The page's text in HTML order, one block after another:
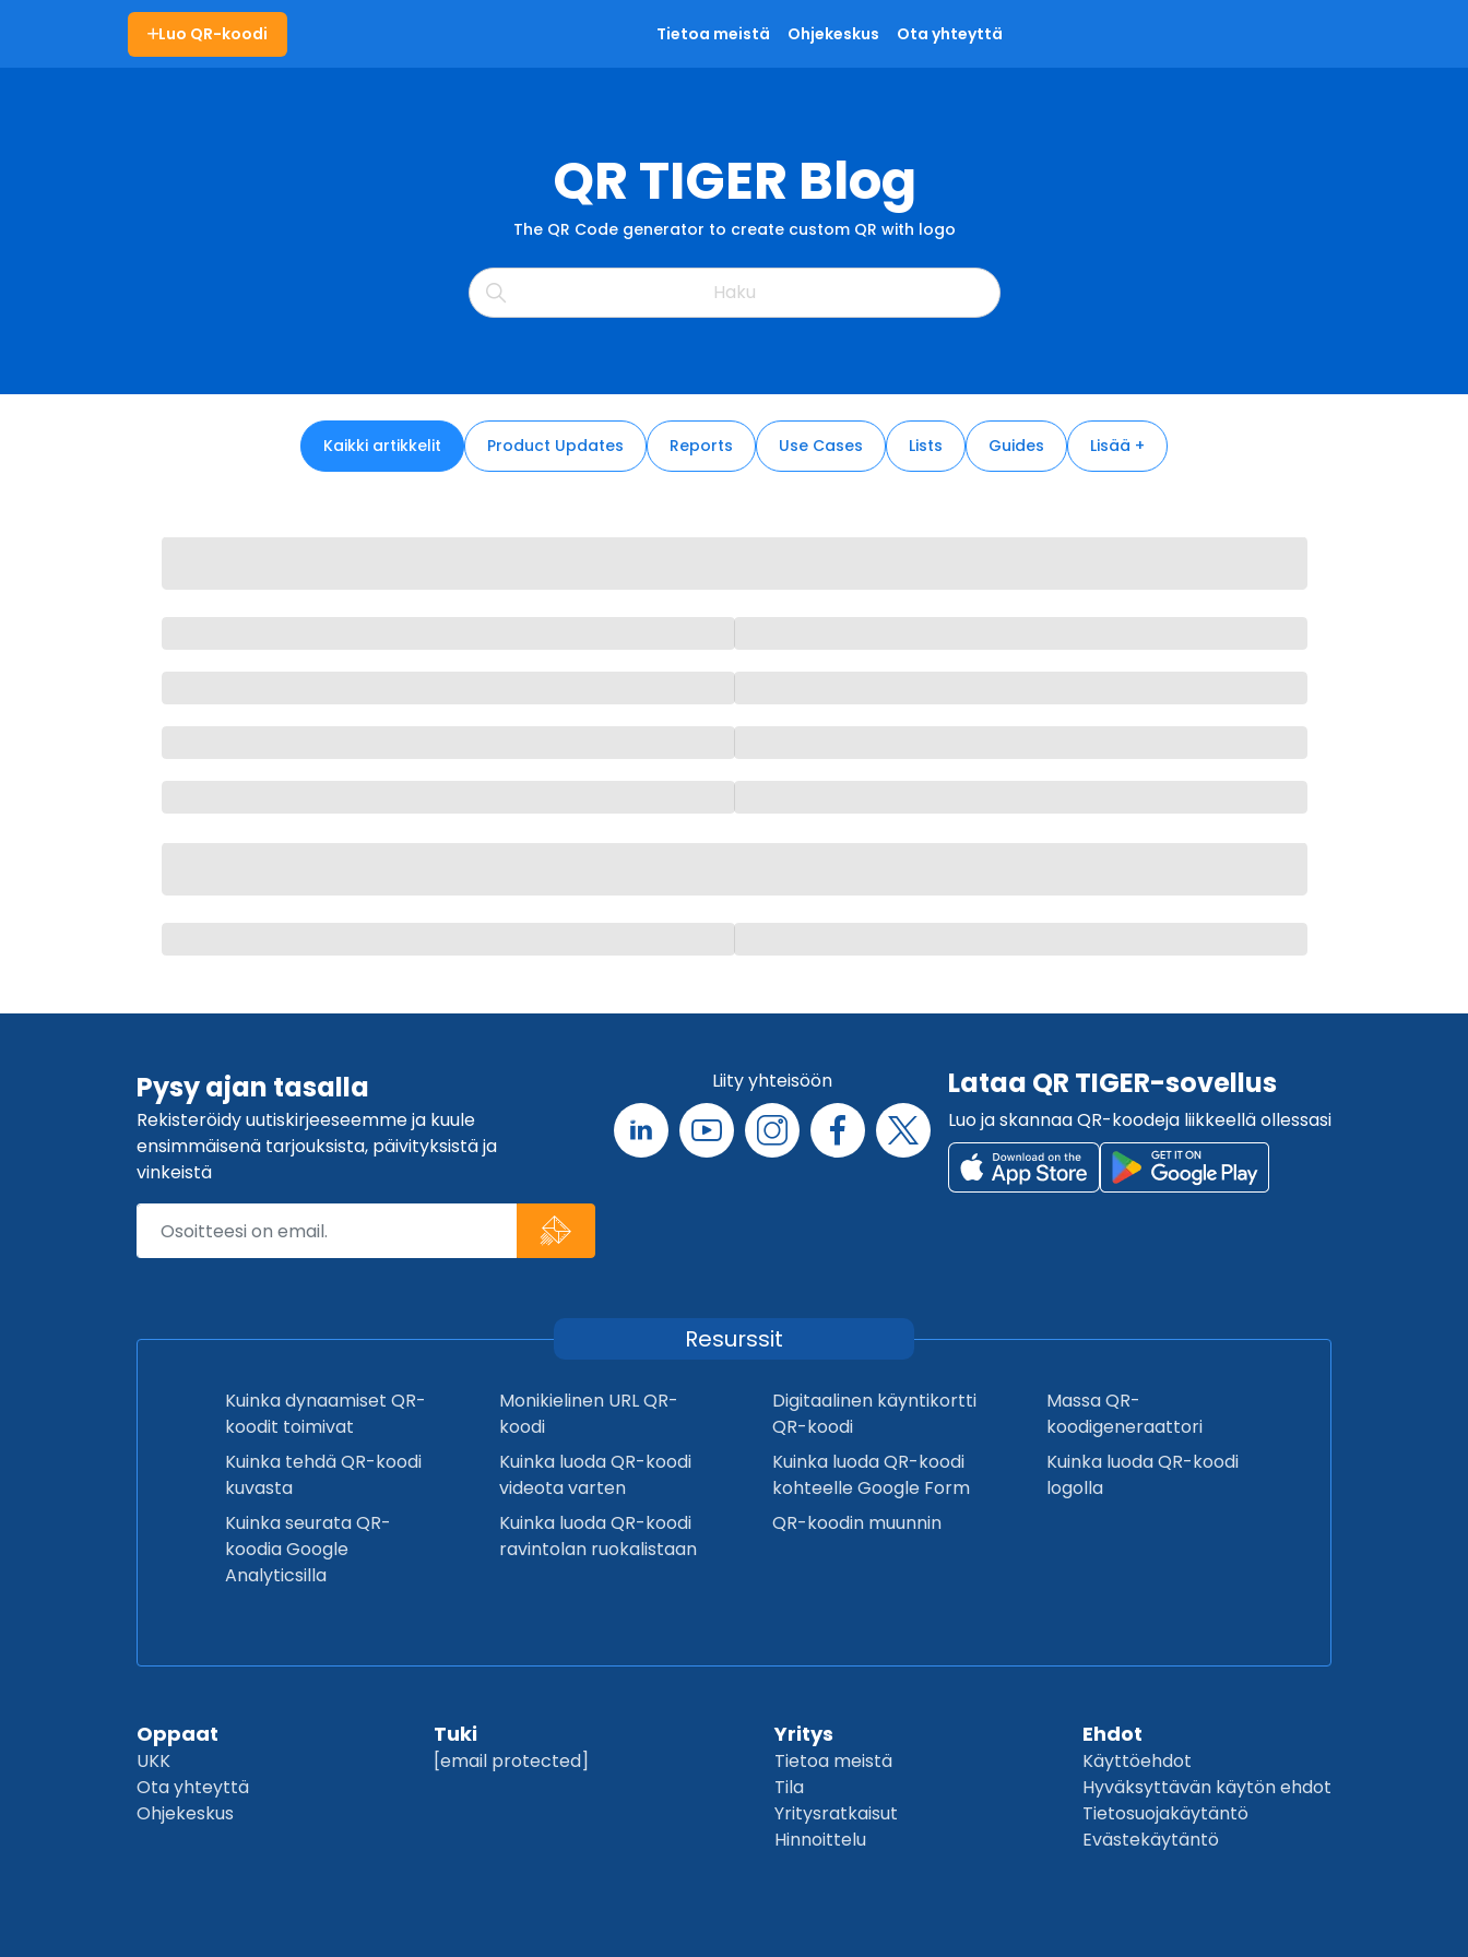
Luo QR-koodi Tietoa meistä Ohjekeskus Ota yhteyttä
QR TIGER Blog
The QR Code generator to create custom QR with logo
Kaikki artikkelit Product Updates Reports Use Cases Lists Guides Lisää +
Pysy ajan tasalla
Rekisteröidy uutiskirjeeseemme ja kuule
ensimmäisenä tarjouksista, päivityksistä ja
vinkeistä
Liity yhteisöön Lataa QR TIGER-sovellus
Luo ja skannaa QR-koodeja liikkeellä ollessasi
Resurssit
Kuinka dynaamiset QR-
koodit toimivat
Monikielinen URL QR-
koodi
Digitaalinen käyntikortti
QR-koodi
Massa QR-
koodigeneraattori
Kuinka tehdä QR-koodi
kuvasta
Kuinka luoda QR-koodi
videota varten
Kuinka luoda QR-koodi
kohteelle Google Form
Kuinka luoda QR-koodi
logolla
Kuinka seurata QR-
koodia Google
Analyticsilla
Kuinka luoda QR-koodi
ravintolan ruokalistaan
QR-koodin muunnin
Oppaat
UKK
Ota yhteyttä
Ohjekeskus
Tuki
[email protected]
Yritys
Tietoa meistä
Tila
Yritysratkaisut
Hinnoittelu
Ehdot
Käyttöehdot
Hyväksyttävän käytön ehdot
Tietosuojakäytäntö
Evästekäytäntö